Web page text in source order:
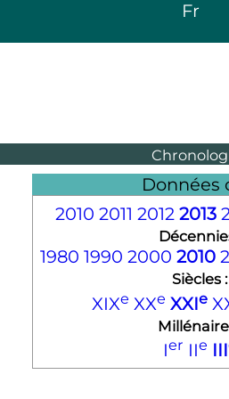
Fr
Données
2010 2011 2012 2013
1980 1990 2000 2010
Siècles :
XIXe XXe XXIe
Ier IIe III